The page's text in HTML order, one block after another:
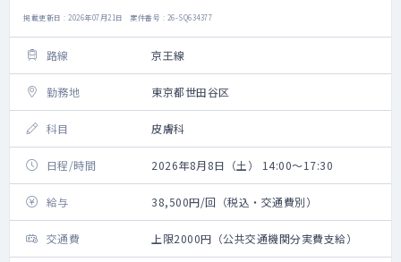
掲載更新日 : 2026年07月21日 案件番号 : 26-SQ634377
路線 京王線
勤務地 東京都世田谷区
科目 皮膚科
日程/時間 2026年8月8日（土） 14:00～17:30
給与 38,500円/回（税込・交通費別）
交通費 上限2000円（公共交通機関分実費支給）